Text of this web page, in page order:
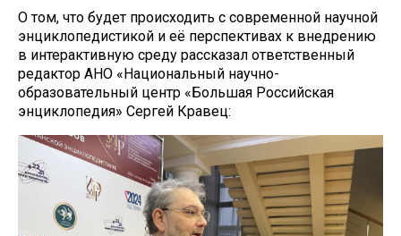
О том, что будет происходить с современной научной
энциклопедистикой и её перспективах к внедрению
в интерактивную среду рассказал ответственный
редактор АНО «Национальный научно-
образовательный центр «Большая Российская
энциклопедия» Сергей Кравец: